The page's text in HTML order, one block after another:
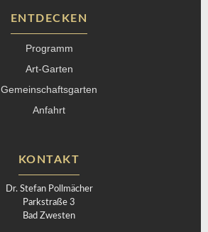
ENTDECKEN
Programm
Art-Garten
Gemeinschaftsgarten
Anfahrt
KONTAKT
Dr. Stefan Pollmächer
Parkstraße 3
Bad Zwesten